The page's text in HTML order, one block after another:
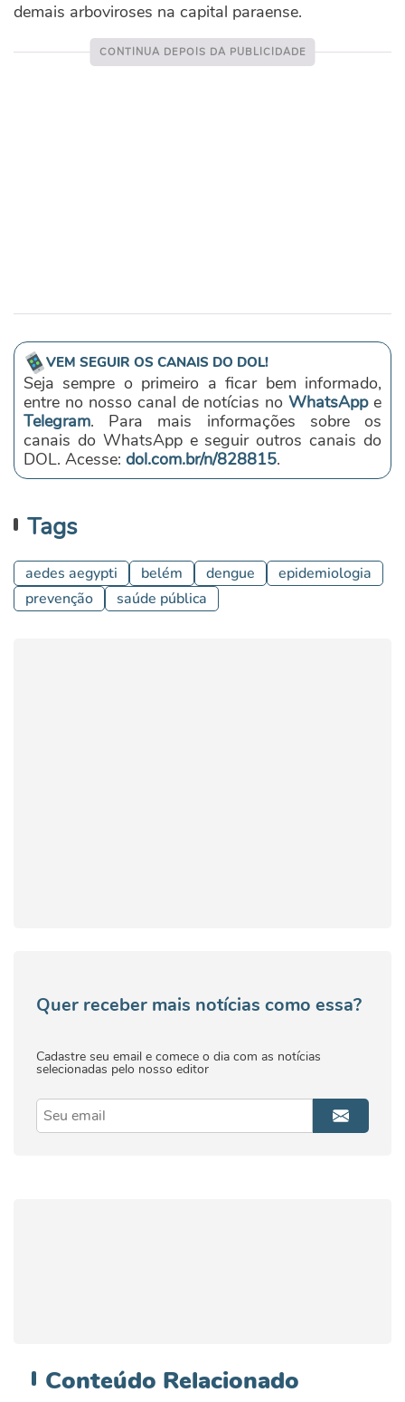
demais arboviroses na capital paraense.
VEM SEGUIR OS CANAIS DO DOL!
Seja sempre o primeiro a ficar bem informado,
entre no nosso canal de notícias noWhatsAppe
Telegram. Para mais informações sobre os
canais do WhatsApp e seguir outros canais do
DOL. Acesse: dol.com.br/n/828815.
Tags
aedes aegypti belém dengue
epidemiologia
prevenção
saúde pública
Quer receber mais notícias como essa?
Cadastre seu email e comece o dia com as notícias
selecionadas pelo nosso editor
Conteúdo Relacionado